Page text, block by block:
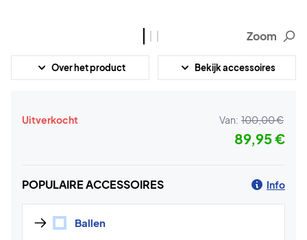
Zoom
Over het product Bekijk accessoires
Uitverkocht Van: 100,00 €
89,95 €
POPULAIRE ACCESSOIRES Info
Ballen